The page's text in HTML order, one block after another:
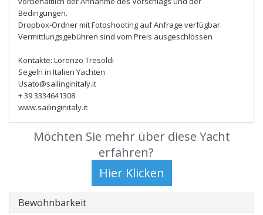
Bedingungen.
Dropbox-Ordner mit Fotoshooting auf Anfrage verfügbar.
Vermittlungsgebühren sind vom Preis ausgeschlossen
Kontakte: Lorenzo Tresoldi
Segeln in Italien Yachten
Usato@sailinginitaly.it
+ 39 3334641308
www.sailinginitaly.it
Möchten Sie mehr über diese Yacht
erfahren?
Bewohnbarkeit